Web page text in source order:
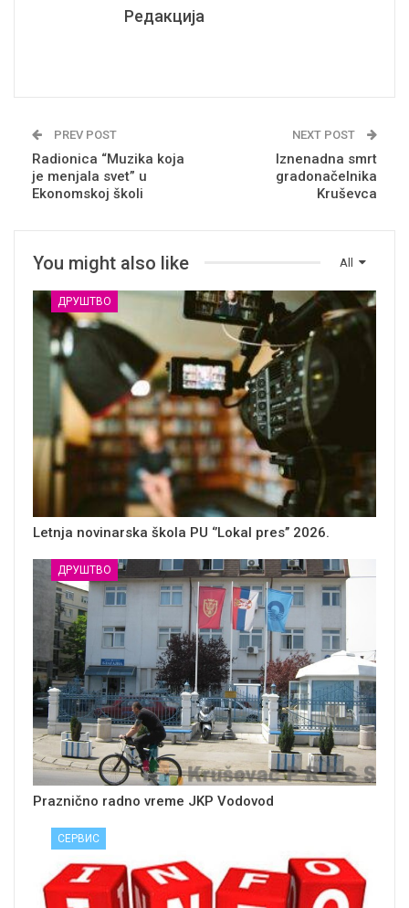
Редакција
PREV POST
Radionica “Muzika koja
je menjala svet” u
Ekonomskoj školi
NEXT POST
Iznenadna smrt
gradonačelnika
Kruševca
All
You might also like
ДРУШТВО
Letnja novinarska škola PU ‘’Lokal pres’’ 2026.
ДРУШТВО
Praznično radno vreme JKP Vodovod
СЕРВИС